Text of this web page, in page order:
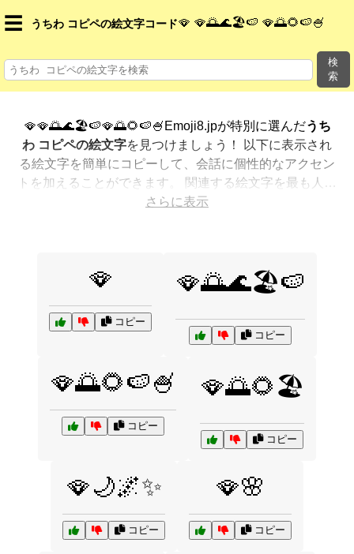
☰ うちわ コピペの絵文字コード 🪭 🪭🌅🌊🏖️🍉 🪭🌅🌻🍉🍧
検
索
🪭🪭🌅🌊🏖️🍉🪭🌅🌻🍉🍧Emoji8.jpが特別に選んだうち
わ コピペの絵文字を見つけましょう！ 以下に表示され
る絵文字を簡単にコピーして、会話に個性的なアクセン
トを加えることができます。 関連する絵文字を最も人気
のある順に表示しました。さらに多くのオプションが欲
さらに表示
🪭
コピー
🪭🌅🌊🏖️🍉
コピー
🪭🌅🌻🍉🍧
コピー
🪭🌅🌻🏖️
コピー
🪭🌙🌌✨
コピー
🪭🌸
コピー